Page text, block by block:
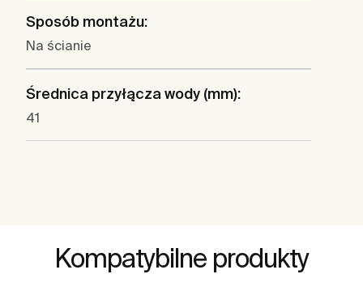
Sposób montażu:
Na ścianie
Średnica przyłącza wody (mm):
41
Kompatybilne produkty